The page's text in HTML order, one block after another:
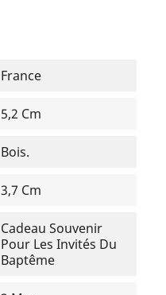
France
5,2 Cm
Bois.
3,7 Cm
Cadeau Souvenir
Pour Les Invités Du
Baptême